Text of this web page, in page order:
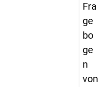
Fra
ge
bo
ge
n
von